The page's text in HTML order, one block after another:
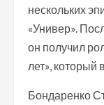
нескольких
«Универ».
он получил
лет», который
Бондаренко